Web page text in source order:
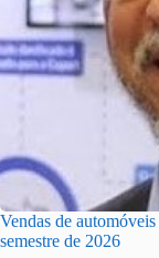
Vendas de
semestre de 2026